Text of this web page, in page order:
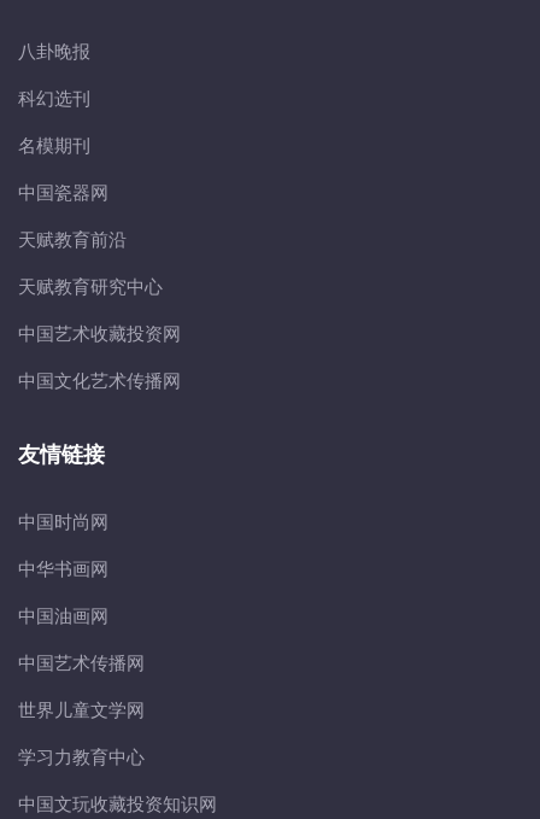
八卦晚报
科幻选刊
名模期刊
中国瓷器网
天赋教育前沿
天赋教育研究中心
中国艺术收藏投资网
中国文化艺术传播网
友情链接
中国时尚网
中华书画网
中国油画网
中国艺术传播网
世界儿童文学网
学习力教育中心
中国文玩收藏投资知识网